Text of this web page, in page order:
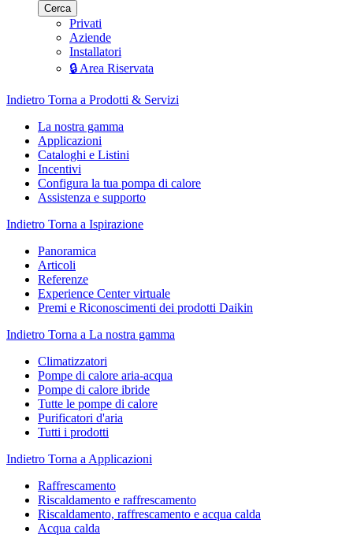
Cerca
Privati
Aziende
Installatori
🔒 Area Riservata
Indietro Torna a Prodotti & Servizi
La nostra gamma
Applicazioni
Cataloghi e Listini
Incentivi
Configura la tua pompa di calore
Assistenza e supporto
Indietro Torna a Ispirazione
Panoramica
Articoli
Referenze
Experience Center virtuale
Premi e Riconoscimenti dei prodotti Daikin
Indietro Torna a La nostra gamma
Climatizzatori
Pompe di calore aria-acqua
Pompe di calore ibride
Tutte le pompe di calore
Purificatori d'aria
Tutti i prodotti
Indietro Torna a Applicazioni
Raffrescamento
Riscaldamento e raffrescamento
Riscaldamento, raffrescamento e acqua calda
Acqua calda